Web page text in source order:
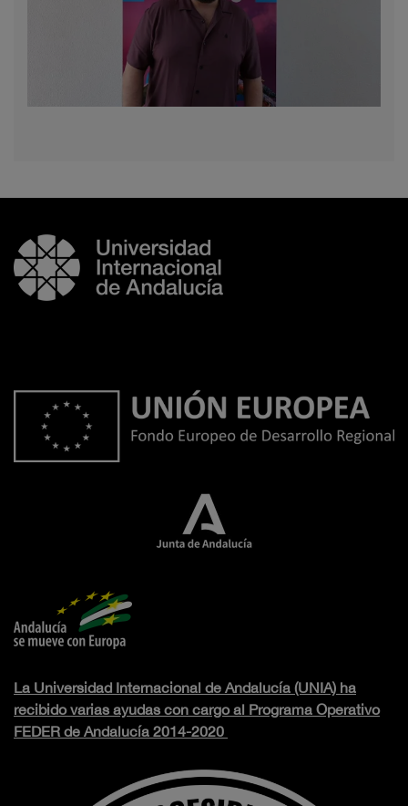
La Universidad Internacional de Andalucía (UNIA) ha
recibido varias ayudas con cargo al Programa Operativo
FEDER de Andalucía 2014-2020